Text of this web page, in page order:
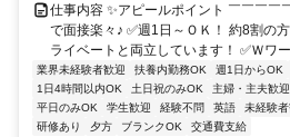
仕事内容 ✨アピールポイント ￣￣￣￣
で面接楽々♪ ✅週1日～ＯＫ！ 約8割の
ライベートと両立しています！ ✅Ｗワ
業界未経験者歓迎 扶養内勤務OK 週1日からOK
1日4時間以内OK
土日祝のみOK 主婦・主夫歓迎
平日のみOK
学生歓迎 経験不問 英語 未経験
研修あり
夕方 ブランクOK 交通費支給